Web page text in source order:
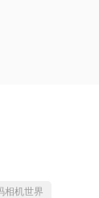
相机世界